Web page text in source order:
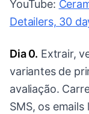
YouTube:
Detailers, 30
Dia 0. Extrair,
variantes de
avaliação.
SMS, os